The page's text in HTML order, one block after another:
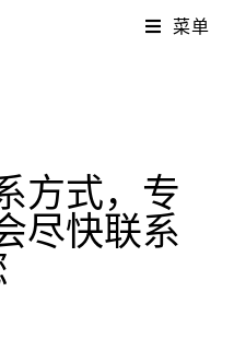
菜单
方式，专
尽快联系